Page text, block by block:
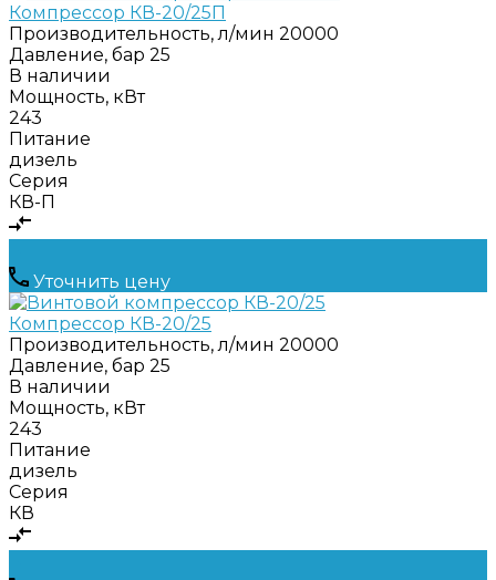
Компрессор КВ-20/25П
Производительность, л/мин 20000
Давление, бар 25
В наличии
Мощность, кВт
243
Питание
дизель
Серия
КВ-П
Уточнить цену
Компрессор КВ-20/25
Производительность, л/мин 20000
Давление, бар 25
В наличии
Мощность, кВт
243
Питание
дизель
Серия
КВ